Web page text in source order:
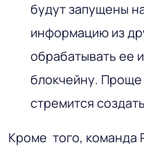
будут запущены
информацию из
обрабатывать ее
блокчейну.
стремится
Кроме того, команда